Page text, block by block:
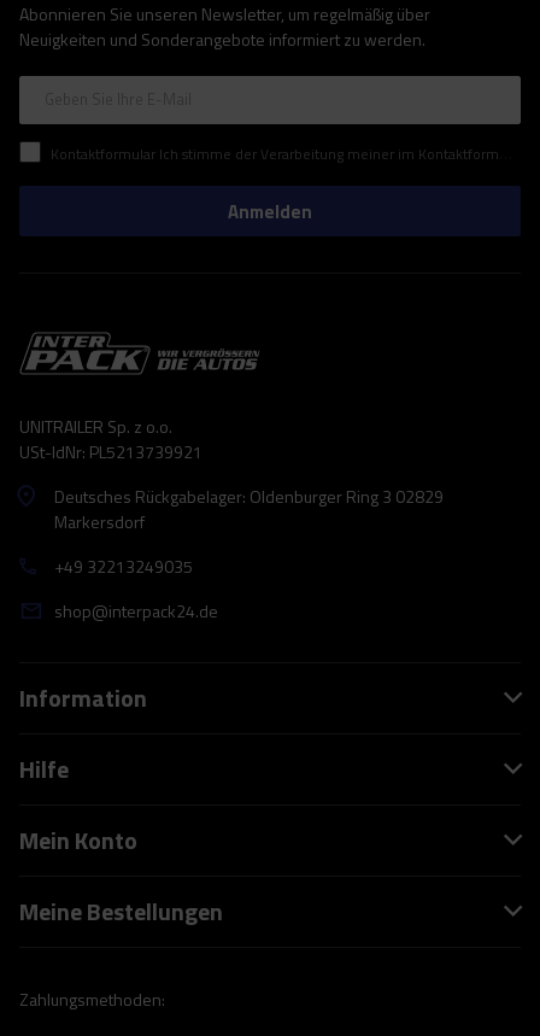
Abonnieren Sie unseren Newsletter, um regelmäßig über
Neuigkeiten und Sonderangebote informiert zu werden.
Kontaktformular Ich stimme der Verarbeitung meiner im Kontaktformular enthaltenen personenbezogenen Daten gemäß der Verordnung (EU) des Europäischen Parlaments und des Rates zu.
Anmelden
UNITRAILER Sp. z o.o.
USt-IdNr: PL5213739921
Deutsches Rückgabelager: Oldenburger Ring 3 02829
Markersdorf
+49 32213249035
shop@interpack24.de
Information
Hilfe
Mein Konto
Meine Bestellungen
Zahlungsmethoden: